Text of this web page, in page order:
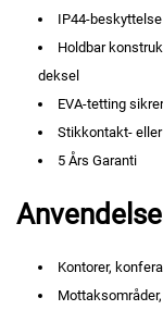
IP44-
Holdbar
deksel
EVA-tetting
Stikkontakt-
5 Års Garanti
Kontorer,